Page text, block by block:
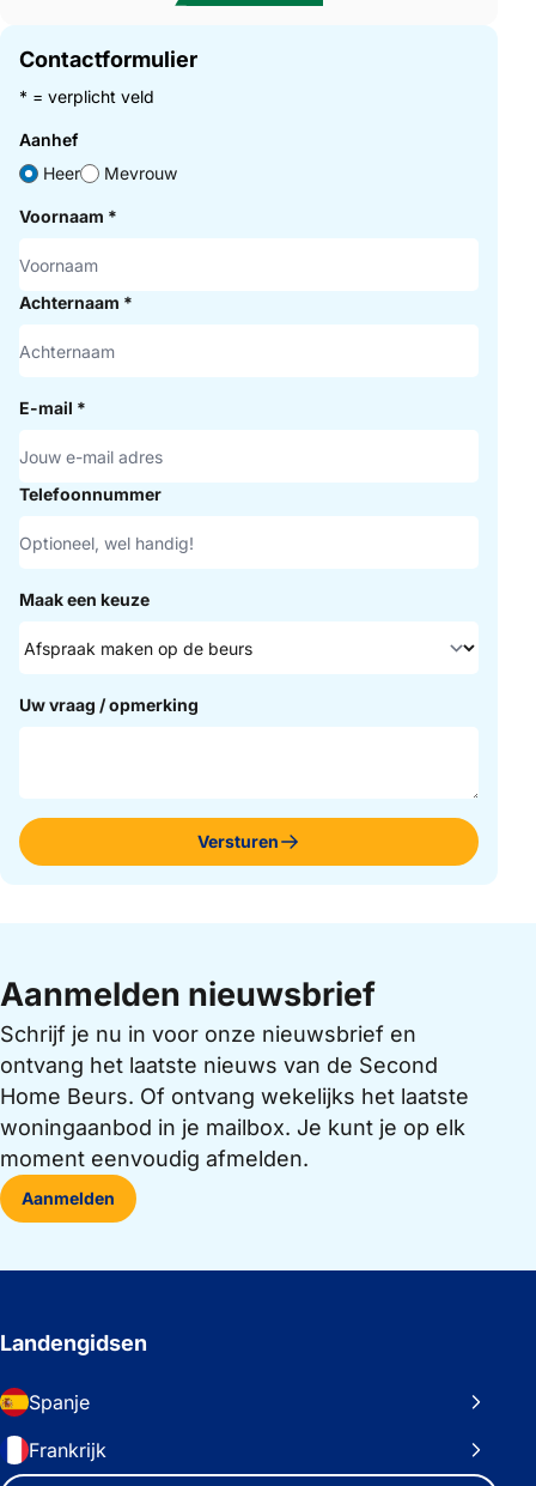
Contactformulier
* = verplicht veld
Aanhef
Heer
Mevrouw
Voornaam *
Achternaam *
E-mail *
Telefoonnummer
Maak een keuze
Uw vraag / opmerking
Versturen
Aanmelden nieuwsbrief
Schrijf je nu in voor onze nieuwsbrief en
ontvang het laatste nieuws van de Second
Home Beurs. Of ontvang wekelijks het laatste
woningaanbod in je mailbox. Je kunt je op elk
moment eenvoudig afmelden.
Aanmelden
Landengidsen
Spanje
Frankrijk